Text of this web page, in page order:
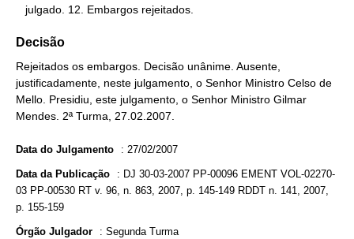
   julgado. 12. Embargos rejeitados.
Decisão
Rejeitados os embargos. Decisão unânime. Ausente,
justificadamente, neste julgamento, o Senhor Ministro Celso de
Mello. Presidiu, este julgamento, o Senhor Ministro Gilmar
Mendes. 2ª Turma, 27.02.2007.
Data do Julgamento : 27/02/2007
Data da Publicação : DJ 30-03-2007 PP-00096 EMENT VOL-02270-
03 PP-00530 RT v. 96, n. 863, 2007, p. 145-149 RDDT n. 141, 2007,
p. 155-159
Órgão Julgador : Segunda Turma